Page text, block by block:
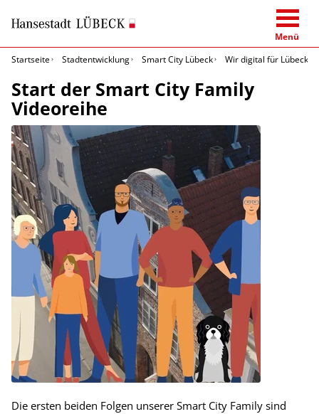
Menü
Startseite
Stadtentwicklung Smart City Lübeck Wir digital für Lübeck
Start der Smart City Family
Videoreihe
Die ersten beiden Folgen unserer Smart City Family sind